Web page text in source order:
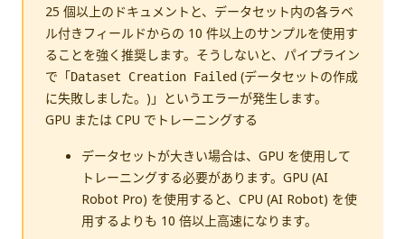
25 個以上のドキュメントと、データセット内の各ラベ
ル付きフィールドからの 10 件以上のサンプルを使用す
ることを強く推奨します。そうしないと、パイプライン
で「Dataset Creation Failed (データセットの作成
に失敗しました。)」というエラーが発生します。
GPU または CPU でトレーニングする
データセットが大きい場合は、GPU を使用して
トレーニングする必要があります。GPU (AI
Robot Pro) を使用すると、CPU (AI Robot) を使
用するよりも 10 倍以上高速になります。